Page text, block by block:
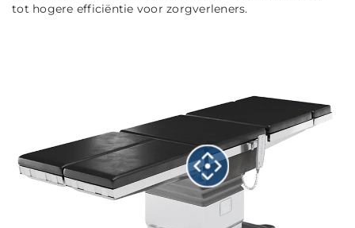
tot hogere efficiëntie voor zorgverleners.